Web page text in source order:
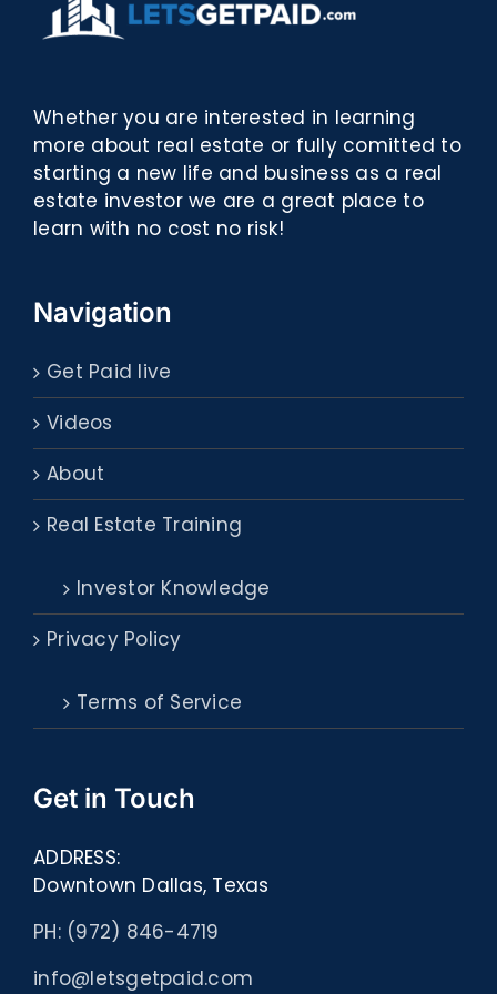
Whether you are interested in learning
more about real estate or fully comitted to
starting a new life and business as a real
estate investor we are a great place to
learn with no cost no risk!
Navigation
Get Paid live
Videos
About
Real Estate Training
Investor Knowledge
Privacy Policy
Terms of Service
Get in Touch
ADDRESS:
Downtown Dallas, Texas
PH: (972) 846-4719
info@letsgetpaid.com